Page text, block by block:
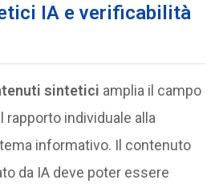
IA e verificabilità
sintetici amplia il campo
rapporto individuale alla
informativo. Il contenuto
da IA deve poter essere